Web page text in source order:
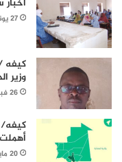
أخبار
27 يونيو، 2020
كيفه
وزير
26 فبراير، 2021
كيفه/
20 مايو، 2022